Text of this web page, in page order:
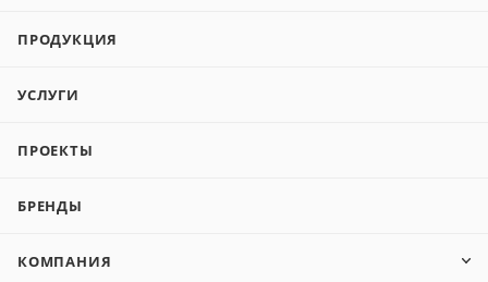
ПРОДУКЦИЯ
УСЛУГИ
ПРОЕКТЫ
БРЕНДЫ
КОМПАНИЯ